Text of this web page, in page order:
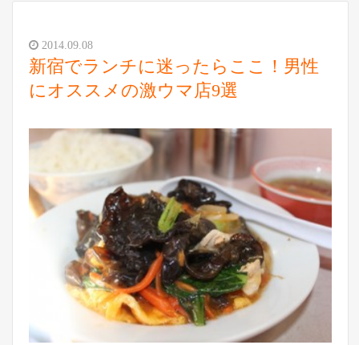
2014.09.08
新宿でランチに迷ったらここ！男性
にオススメの激ウマ店9選